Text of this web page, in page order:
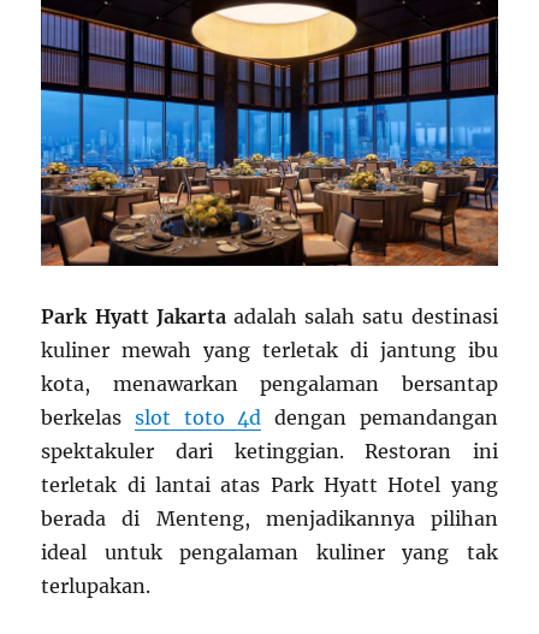
Park Hyatt Jakarta adalah salah satu destinasi
kuliner mewah yang terletak di jantung ibu
kota, menawarkan pengalaman bersantap
berkelasslot toto 4d dengan pemandangan
spektakuler dari ketinggian. Restoran ini
terletak di lantai atas Park Hyatt Hotel yang
berada di Menteng, menjadikannya pilihan
ideal untuk pengalaman kuliner yang tak
terlupakan.